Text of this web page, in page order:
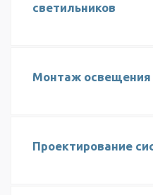
светильников
Монтаж освещения
Проектирование